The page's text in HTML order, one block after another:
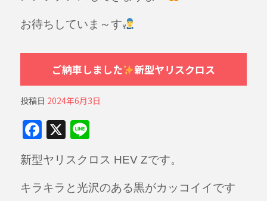
お待ちしていま～す
ご納車しました 新型ヤリスクロス
投稿日 2024年6月3日
F
a
c
e
X Li
e
新型ヤリスクロス HEV Zです。
キラキラと光沢のある黒がカッコイイです